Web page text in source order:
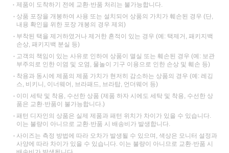
제품이 도착하기 전에 교환·반품 처리는 불가능합니다.
상품 포장을 개봉하여 사용 또는 설치되어 상품의 가치가 훼손된 경우 (단,
내용 확인을 위한 포장 개봉의 경우 제외)
부착된 택을 제거하였거나 제거한 흔적이 있는 경우 (예: 택제거, 패키지백
손상, 패키지백 분실 등)
고객의 책임이 있는 사유로 인하여 상품이 멸실 또는 훼손된 경우 (예: 보관
부주의로 인한 이염 및 오염, 물놀이 기구 이용으로 인한 손상 및 훼손 등)
착용과 동시에 제품의 제품 가치가 현저히 감소하는 상품의 경우 (예: 레깅
스, 비키니, 이너웨어, 브라패드, 브라탑, 언더웨어 등)
이미 세탁 및 착용, 수선한 상품 (제품 하자 시에도 세탁 및 착용, 수선한 상
품은 교환·반품이 불가능합니다.)
패턴 디자인의 상품은 실제 제품과 패턴 위치가 차이가 있을 수 있습니다.
이는 불량이 아니므로 교환·반품 시 배송비가 발생합니다.
사이즈는 측정 방법에 따라 오차가 발생될 수 있으며, 색상은 모니터 설정과
사양에 따라 차이가 있을 수 있습니다. 이는 불량이 아니므로 교환·반품 시